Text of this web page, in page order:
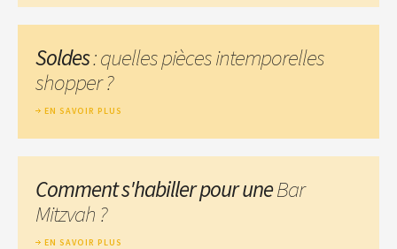
Soldes: quelles pièces intemporelles
shopper ?
EN SAVOIR PLUS
Comment s'habiller pour uneBar
Mitzvah ?
EN SAVOIR PLUS